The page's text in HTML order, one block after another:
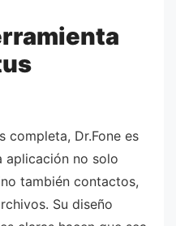
completa, Dr.Fone es
aplicación no solo
también contactos,
Su diseño